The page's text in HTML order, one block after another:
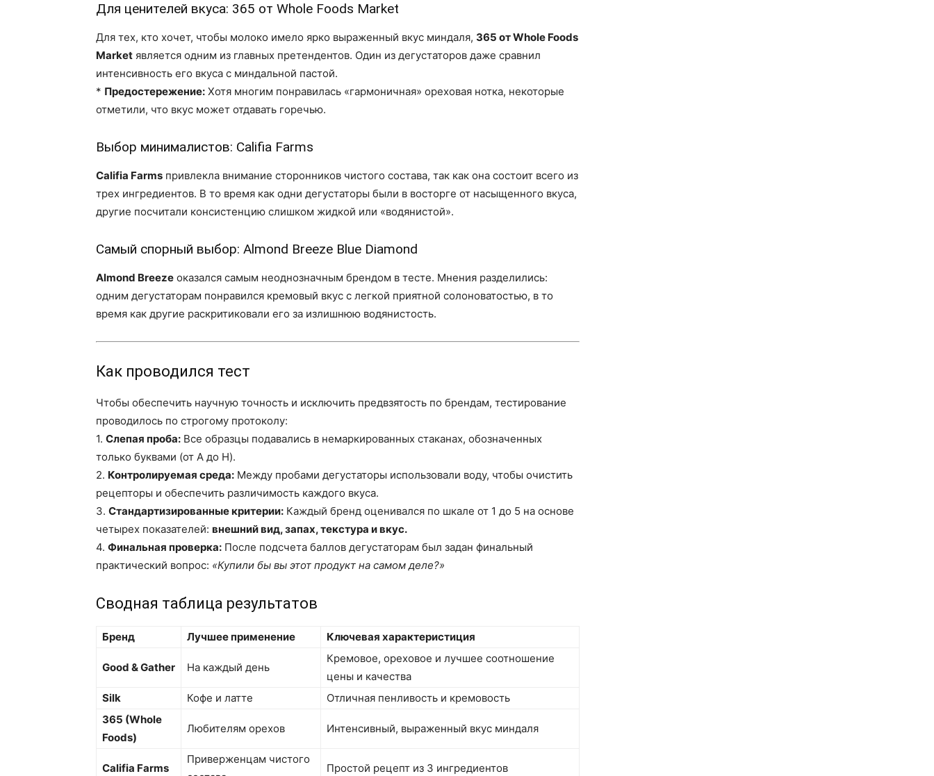
Для ценителей вкуса: 365 от Whole Foods Market
Для тех, кто хочет, чтобы молоко имело ярко выраженный вкус миндаля, 365 от Whole Foods
Market является одним из главных претендентов. Один из дегустаторов даже сравнил
интенсивность его вкуса с миндальной пастой.
* Предостережение: Хотя многим понравилась «гармоничная» ореховая нотка, некоторые
отметили, что вкус может отдавать горечью.
Выбор минималистов: Califia Farms
Califia Farms привлекла внимание сторонников чистого состава, так как она состоит всего из
трех ингредиентов. В то время как одни дегустаторы были в восторге от насыщенного вкуса,
другие посчитали консистенцию слишком жидкой или «водянистой».
Самый спорный выбор: Almond Breeze Blue Diamond
Almond Breeze оказался самым неоднозначным брендом в тесте. Мнения разделились:
одним дегустаторам понравился кремовый вкус с легкой приятной солоноватостью, в то
время как другие раскритиковали его за излишнюю водянистость.
Как проводился тест
Чтобы обеспечить научную точность и исключить предвзятость по брендам, тестирование
проводилось по строгому протоколу:
1. Слепая проба: Все образцы подавались в немаркированных стаканах, обозначенных
только буквами (от A до H).
2. Контролируемая среда: Между пробами дегустаторы использовали воду, чтобы очистить
рецепторы и обеспечить различимость каждого вкуса.
3. Стандартизированные критерии: Каждый бренд оценивался по шкале от 1 до 5 на основе
четырех показателей: внешний вид, запах, текстура и вкус.
4. Финальная проверка: После подсчета баллов дегустаторам был задан финальный
практический вопрос: «Купили бы вы этот продукт на самом деле?»
Сводная таблица результатов
Бренд Лучшее применение Ключевая характеристиция
Good & Gather На каждый день
Кремовое, ореховое и лучшее соотношение
цены и качества
Silk
Кофе и латте
Отличная пенливость и кремовость
365 (Whole
Foods)
Любителям орехов Интенсивный, выраженный вкус миндаля
Califia Farms
Приверженцам чистого
Простой рецепт из 3 ингредиентов